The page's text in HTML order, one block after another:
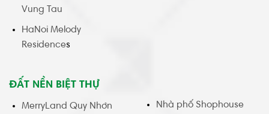
Vung Tau
HaNoi Melody
Residences
ĐẤT NỀN BIỆT THỰ
MerryLand Quy Nhơn Nhà phố Shophouse